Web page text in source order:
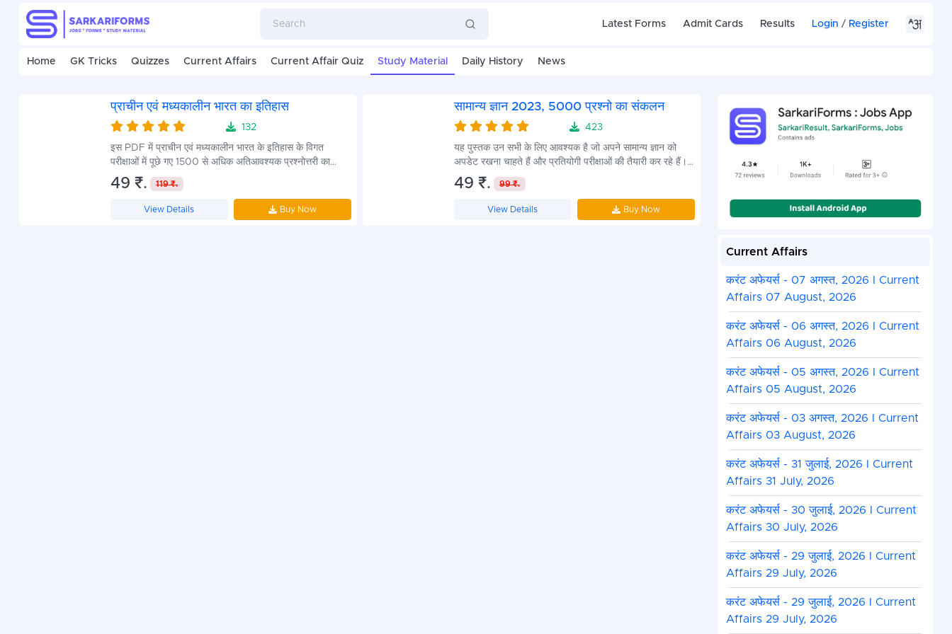
Latest Forms Admit Cards Results Login / Register
Home GK Tricks Quizzes Current Affairs Current Affair Quiz Study Material Daily History News
प्राचीन एवं मध्यकालीन भारत का इतिहास
132
इस PDF में प्राचीन एवं मध्यकालीन भारत के इतिहास के विगत
परीक्षाओं में पूछे गए 1500 से अधिक अतिआवश्यक प्रश्नोत्तरी का
संग्रह किया गया है।
49 ₹. 119 ₹.
View Details Buy Now
सामान्य ज्ञान 2023, 5000 प्रश्नो का संकलन
423
यह पुस्तक उन सभी के लिए आवश्यक है जो अपने सामान्य ज्ञान को
अपडेट रखना चाहते हैं और प्रतियोगी परीक्षाओं की तैयारी कर रहे हैं।
इसमें 5000 carefully curated प्रश्न शामिल हैं, जैसे कि
इतिहास, भूगोल, राजनीति, विज्ञान, खेल, और संस्कृति। हर प्रश्न को
विशेष ध्यान से चुना गया है ताकि यह आपकी जानकारी को चुनौती दे
सके और नई जानकारी प्रदान कर सके।
49 ₹. 99 ₹.
View Details Buy Now
Current Affairs
करंट अफेयर्स - 07 अगस्त, 2026 I Current
Affairs 07 August, 2026
करंट अफेयर्स - 06 अगस्त, 2026 I Current
Affairs 06 August, 2026
करंट अफेयर्स - 05 अगस्त, 2026 I Current
Affairs 05 August, 2026
करंट अफेयर्स - 03 अगस्त, 2026 I Current
Affairs 03 August, 2026
करंट अफेयर्स - 31 जुलाई, 2026 I Current
Affairs 31 July, 2026
करंट अफेयर्स - 30 जुलाई, 2026 I Current
Affairs 30 July, 2026
करंट अफेयर्स - 29 जुलाई, 2026 I Current
Affairs 29 July, 2026
करंट अफेयर्स - 29 जुलाई, 2026 I Current
Affairs 29 July, 2026